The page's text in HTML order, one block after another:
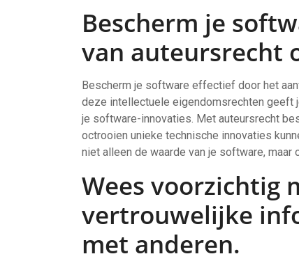
Bescherm je
van auteursrecht
Bescherm je software effectief door het
deze intellectuele eigendomsrechten geeft
je software-innovaties. Met auteursrecht
octrooien unieke technische innovaties
niet alleen de waarde van je software,
Wees voorzichtig
vertrouwelijke
met anderen.